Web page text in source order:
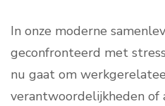
In onze moderne
geconfronteerd met
nu gaat om
verantwoordelijkheden of